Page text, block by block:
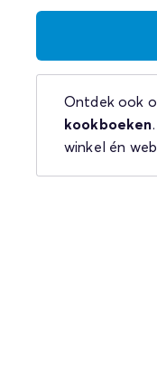
Ontdek ook
kookboeken
winkel én